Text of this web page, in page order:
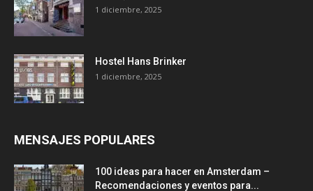
1 diciembre, 2025
Hostel Hans Brinker
1 diciembre, 2025
MENSAJES POPULARES
100 ideas para hacer en Amsterdam –
Recomendaciones y eventos para...